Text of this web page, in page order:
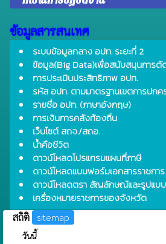
ข้อมูลสารสนเทศ
ระบบข้อมูลกลาง อปท. ระยะที่ 2
ข้อมูล(Big Data)เพื่อสนับสนุนการตั
การประเมินประสิทธิภาพ อปท.
รหัส อปท. ตามมาตรฐานเขตการปก
รายชื่อ อปท. (ภาษาอังกฤษ)
การเงินการคลังท้องถิ่น
เว็บไซต์ สถจ./สถอ.
น้ำคือชีวิต
ดาวน์โหลดโปรแกรมแผนที่ภาษี
ดาวน์โหลดแบบฟอร์มเอกสารราชการ
ดาวน์โหลดตรา สัญลักษณ์และรูปแบ
เครื่องหมายราชการของจังหวัด
สถิติ sitemap
วันนี้